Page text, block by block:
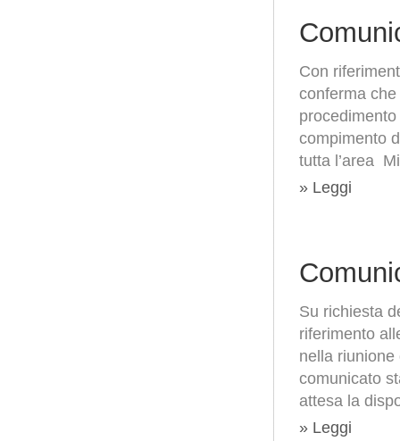
Con
conferma
compimento
tutta l’area
» Leggi
Su richiesta
riferimento
nella
comunicato
attesa la
» Leggi